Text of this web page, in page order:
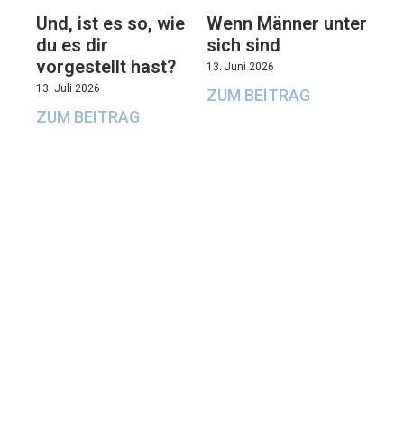
Und, ist es so, wie
du es dir
vorgestellt hast?
13. Juli 2026
ZUM BEITRAG
Wenn Männer unter
sich sind
13. Juni 2026
ZUM BEITRAG